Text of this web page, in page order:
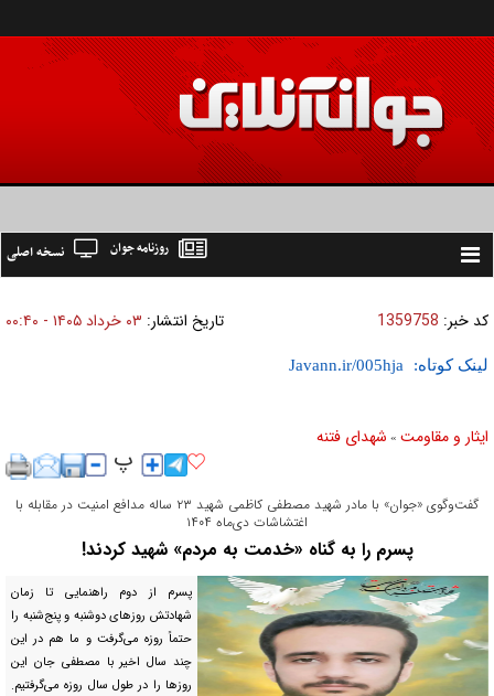
Toggle
نسخه اصلی روزنامه جوان
کد خبر: 1359758 تاریخ انتشار: ۰۳ خرداد ۱۴۰۵ - ۰۰:۴۰
لینک کوتاه:
ایثار و مقاومت » شهدای فتنه
گفت‌وگوی «جوان» با مادر شهید مصطفی کاظمی شهید ۲۳ ساله مدافع امنیت در مقابله با
اغتشاشات دی‌ماه ۱۴۰۴
پسرم را به گناه «خدمت به مردم» شهید کردند!
پسرم از دوم راهنمایی تا زمان
شهادتش روز‌های دوشنبه و پنج‌شنبه را
حتماً روزه می‌گرفت و ما هم در این
چند سال اخیر با مصطفی جان این
روز‌ها را در طول سال روزه می‌گرفتیم.